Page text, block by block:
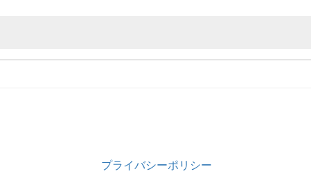
プライバシーポリシー